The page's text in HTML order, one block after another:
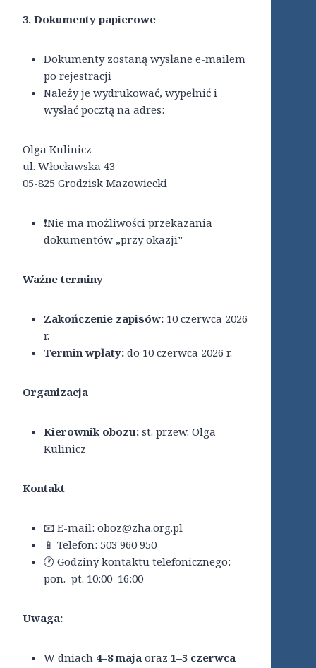
3. Dokumenty papierowe
Dokumenty zostaną wysłane e-mailem
po rejestracji
Należy je wydrukować, wypełnić i
wysłać pocztą na adres:
Olga Kulinicz
ul. Włocławska 43
05-825 Grodzisk Mazowiecki
❗Nie ma możliwości przekazania
dokumentów „przy okazji”
Ważne terminy
Zakończenie zapisów: 10 czerwca 2026
r.
Termin wpłaty: do 10 czerwca 2026 r.
Organizacja
Kierownik obozu: st. przew. Olga
Kulinicz
Kontakt
📧 E-mail: oboz@zha.org.pl
📱 Telefon: 503 960 950
🕐 Godziny kontaktu telefonicznego:
pon.–pt. 10:00–16:00
Uwaga:
W dniach 4–8 maja oraz 1–5 czerwca